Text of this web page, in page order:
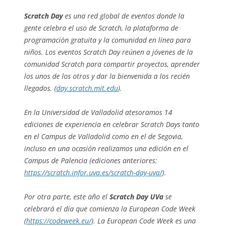
Scratch Dayes una red global de eventos donde la
gente celebra el uso de Scratch, la plataforma de
programación gratuita y la comunidad en línea para
niños. Los eventos Scratch Day reúnen a jóvenes de la
comunidad Scratch para compartir proyectos, aprender
los unos de los otros y dar la bienvenida a los recién
llegados. (day.scratch.mit.edu).
En la Universidad de Valladolid atesoramos 14
ediciones de experiencia en celebrar Scratch Days tanto
en el Campus de Valladolid como en el de Segovia,
incluso en una ocasión realizamos una edición en el
Campus de Palencia (ediciones anteriores:
https://scratch.infor.uva.es/scratch-day-uva/).
Por otra parte, este año el Scratch Day UVa se
celebrará el día que comienza la European Code Week
(https://codeweek.eu/). La European Code Week es una